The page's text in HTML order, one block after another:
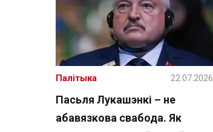
Пасьля Лукашэнкі – не
абавязкова свабода. Як
Палітыка 22.07.2026